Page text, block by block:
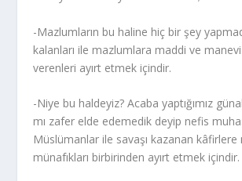
-Mazlumların bu haline hiç bir şey
kalanları ile mazlumlara maddi ve
verenleri ayırt etmek içindir.
-Niye bu haldeyiz? Acaba yaptığımız
mı zafer elde edemedik deyip nefis
Müslümanlar ile savaşı kazanan kâfirlere
münafıkları birbirinden ayırt etmek içindir.